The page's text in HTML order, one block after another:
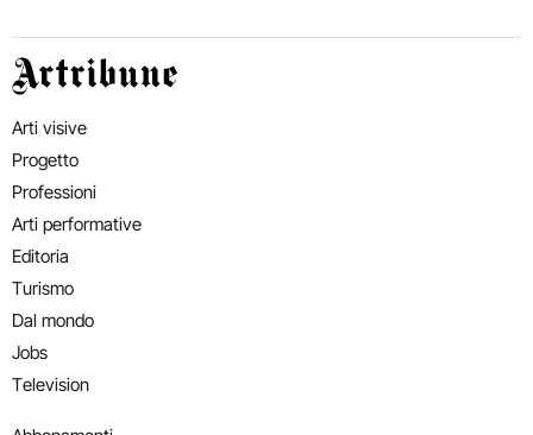
Artribune
Arti visive
Progetto
Professioni
Arti performative
Editoria
Turismo
Dal mondo
Jobs
Television